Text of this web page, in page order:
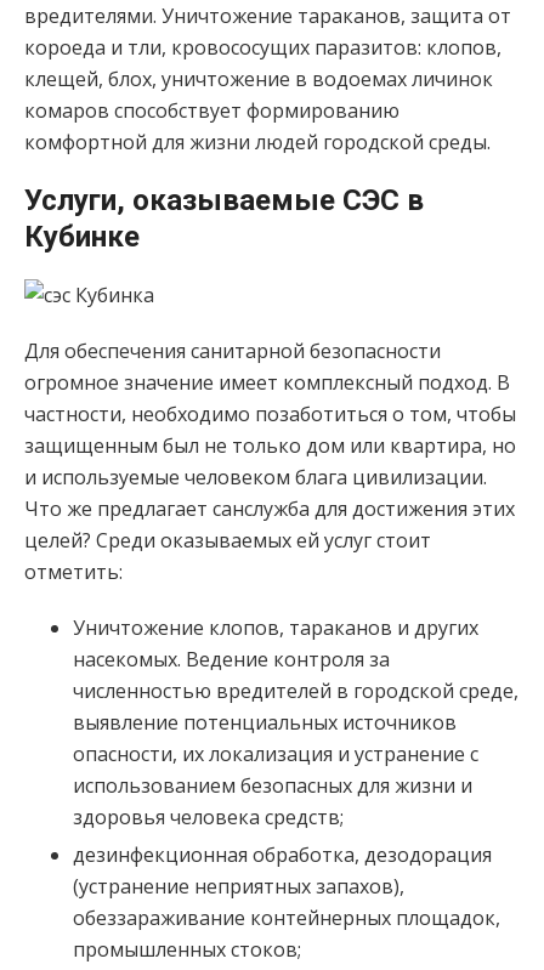
вредителями. Уничтожение тараканов, защита от
короеда и тли, кровососущих паразитов: клопов,
клещей, блох, уничтожение в водоемах личинок
комаров способствует формированию
комфортной для жизни людей городской среды.
Услуги, оказываемые СЭС в
Кубинке
Для обеспечения санитарной безопасности
огромное значение имеет комплексный подход. В
частности, необходимо позаботиться о том, чтобы
защищенным был не только дом или квартира, но
и используемые человеком блага цивилизации.
Что же предлагает санслужба для достижения этих
целей? Среди оказываемых ей услуг стоит
отметить:
Уничтожение клопов, тараканов и других
насекомых. Ведение контроля за
численностью вредителей в городской среде,
выявление потенциальных источников
опасности, их локализация и устранение с
использованием безопасных для жизни и
здоровья человека средств;
дезинфекционная обработка, дезодорация
(устранение неприятных запахов),
обеззараживание контейнерных площадок,
промышленных стоков;